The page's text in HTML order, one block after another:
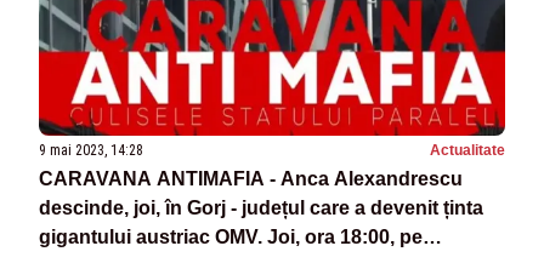
9 mai 2023, 14:28 Actualitate
CARAVANA ANTIMAFIA - Anca Alexandrescu
descinde, joi, în Gorj - județul care a devenit ținta
gigantului austriac OMV. Joi, ora 18:00, pe